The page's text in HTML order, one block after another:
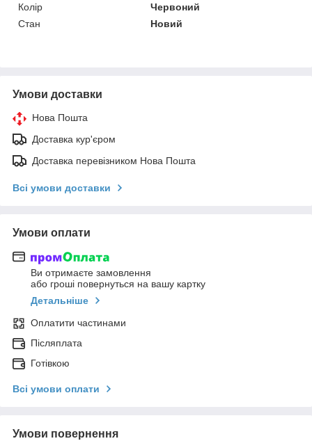
Колір
Червоний
Стан
Новий
Умови доставки
Нова Пошта
Доставка кур'єром
Доставка перевізником Нова Пошта
Всі умови доставки
Умови оплати
Ви отримаєте замовлення
або гроші повернуться на вашу картку
Детальніше
Оплатити частинами
Післяплата
Готівкою
Всі умови оплати
Умови повернення